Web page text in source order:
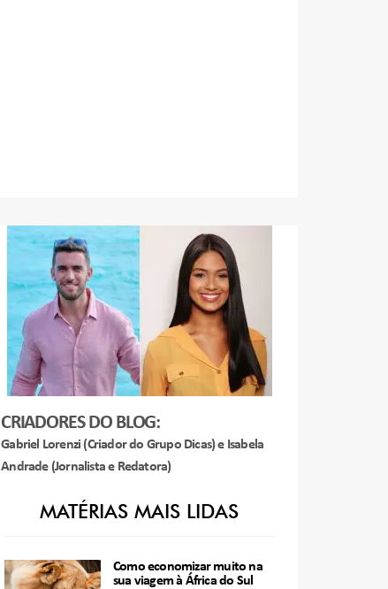
CRIADORES DO BLOG:
Gabriel Lorenzi (Criador do Grupo Dicas) e Isabela
Andrade (Jornalista e Redatora)
MATÉRIAS MAIS LIDAS
Como economizar muito na
sua viagem à África do Sul